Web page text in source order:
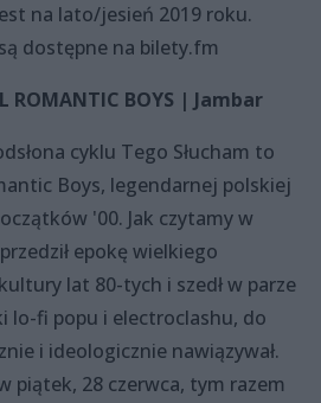
na lato/jesień 2019 roku.
dostępne na bilety.fm
ROMANTIC BOYS | Jambar
cyklu Tego Słucham to
Boys, legendarnej polskiej
'00. Jak czytamy w
epokę wielkiego
lat 80-tych i szedł w parze
lo-fi popu i electroclashu, do
i ideologicznie nawiązywał.
piątek, 28 czerwca, tym razem